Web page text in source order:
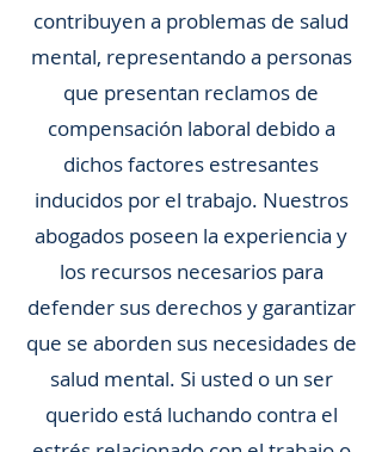
contribuyen a problemas de salud
mental, representando a personas
que presentan reclamos de
compensación laboral debido a
dichos factores estresantes
inducidos por el trabajo. Nuestros
abogados poseen la experiencia y
los recursos necesarios para
defender sus derechos y garantizar
que se aborden sus necesidades de
salud mental. Si usted o un ser
querido está luchando contra el